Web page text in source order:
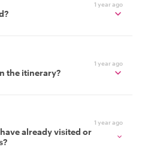
1 year ago
1 year ago
the itinerary?
1 year ago
already visited or